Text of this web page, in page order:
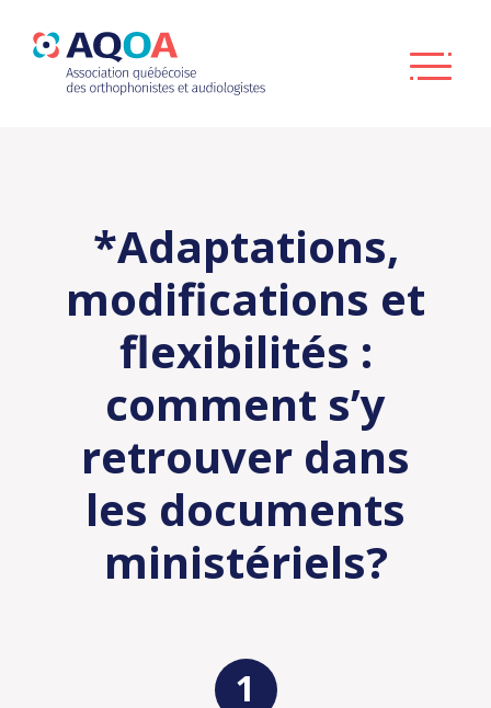
*Adaptations,
modifications et
flexibilités :
comment s’y
retrouver dans
les documents
ministériels?